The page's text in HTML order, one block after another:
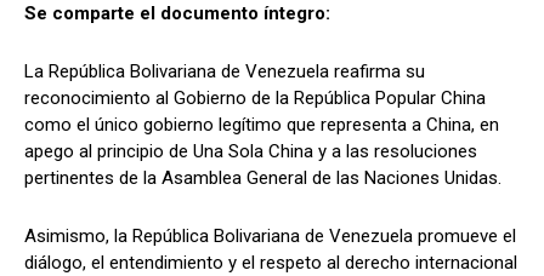
Se comparte el documento íntegro:
La República Bolivariana de Venezuela reafirma su
reconocimiento al Gobierno de la República Popular China
como el único gobierno legítimo que representa a China, en
apego al principio de Una Sola China y a las resoluciones
pertinentes de la Asamblea General de las Naciones Unidas.
Asimismo, la República Bolivariana de Venezuela promueve el
diálogo, el entendimiento y el respeto al derecho internacional